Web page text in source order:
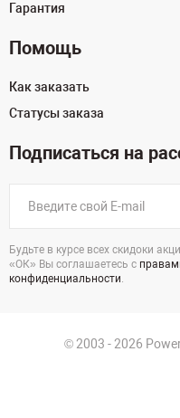
Гарантия
Помощь
Как заказать
Статусы заказа
Подписаться на
Будьте в курсе всех скидоки
«ОК» Вы соглашаетесь с
конфиденциальности.
© 2003 - 2026